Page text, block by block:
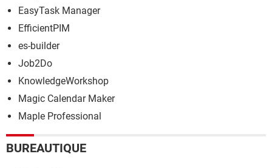
EasyTask Manager
EfficientPIM
es-builder
Job2Do
KnowledgeWorkshop
Magic Calendar Maker
Maple Professional
BUREAUTIQUE